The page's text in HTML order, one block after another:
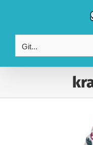
content
Git...